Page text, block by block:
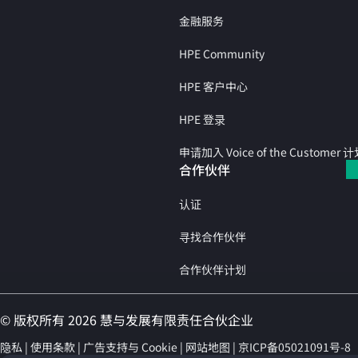
金融服务
HPE Community
HPE 客户中心
HPE 登录
申请加入 Voice of the Customer 计
合作伙伴
认证
寻找合作伙伴
合作伙伴计划
© 版权所有 2026 慧与发展有限责任合伙企业
隐私 使用条款 广告支持与 Cookie 网站地图 京ICP备05021091号-8